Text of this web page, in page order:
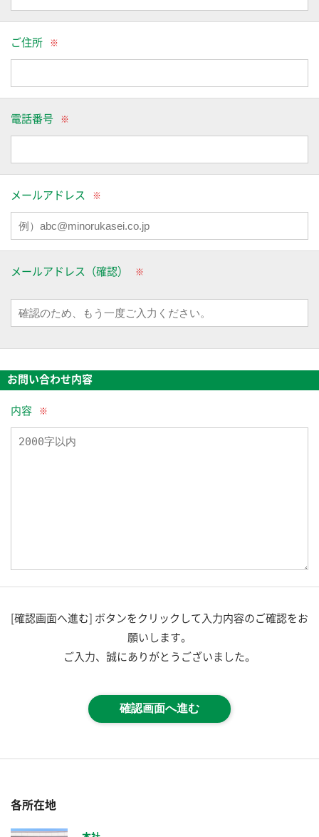
ご住所
電話番号
メールアドレス
メールアドレス（確認）
お問い合わせ内容
内容
[確認画面へ進む] ボタンをクリックして入力内容のご確認をお
願いします。
ご入力、誠にありがとうございました。
確認画面へ進む
各所在地